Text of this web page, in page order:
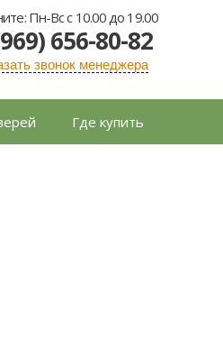
Пн-Вс с 10.00 до 19.00
656-80-82
звонок менеджера
Где купить